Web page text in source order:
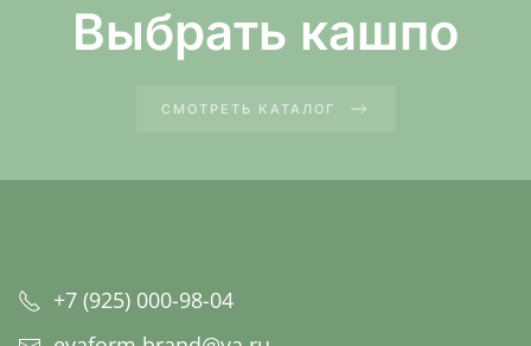
Выбрать кашпо
СМОТРЕТЬ КАТАЛОГ
+7 (925) 000-98-04